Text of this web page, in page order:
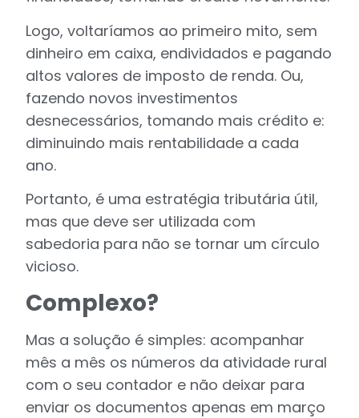
Logo, voltaríamos ao primeiro mito, sem
dinheiro em caixa, endividados e pagando
altos valores de imposto de renda. Ou,
fazendo novos investimentos
desnecessários, tomando mais crédito e:
diminuindo mais rentabilidade a cada
ano.
Portanto, é uma estratégia tributária útil,
mas que deve ser utilizada com
sabedoria para não se tornar um círculo
vicioso.
Complexo?
Mas a solução é simples: acompanhar
mês a mês os números da atividade rural
com o seu contador e não deixar para
enviar os documentos apenas em março